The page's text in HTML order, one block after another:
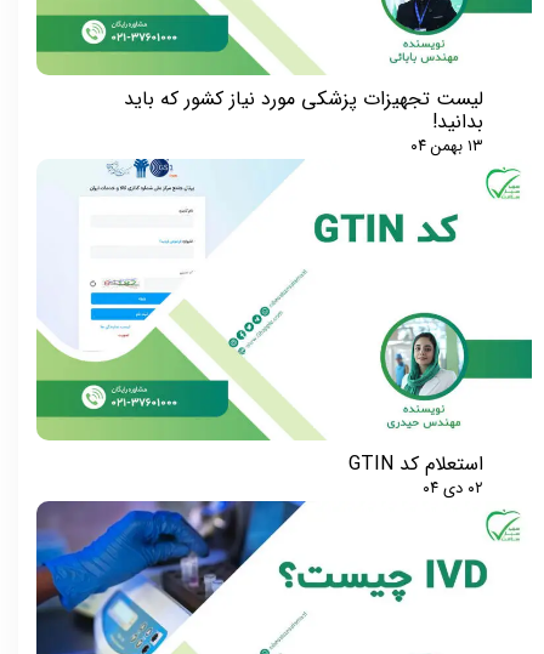
لیست تجهیزات پزشکی مورد نیاز کشور که باید
بدانید!
۱۳ بهمن ۰۴
استعلام کد GTIN
۰۲ دی ۰۴